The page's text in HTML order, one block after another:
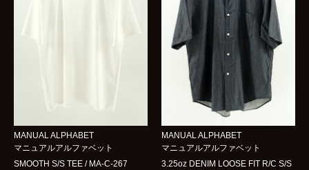
blog
MANUAL ALPHABET
マニュアルアルファベット
SMOOTH S/S TEE / MA-C-267
MANUAL ALPHABET
マニュアルアルファベット
3.25oz DENIM LOOSE FIT R/C S/S